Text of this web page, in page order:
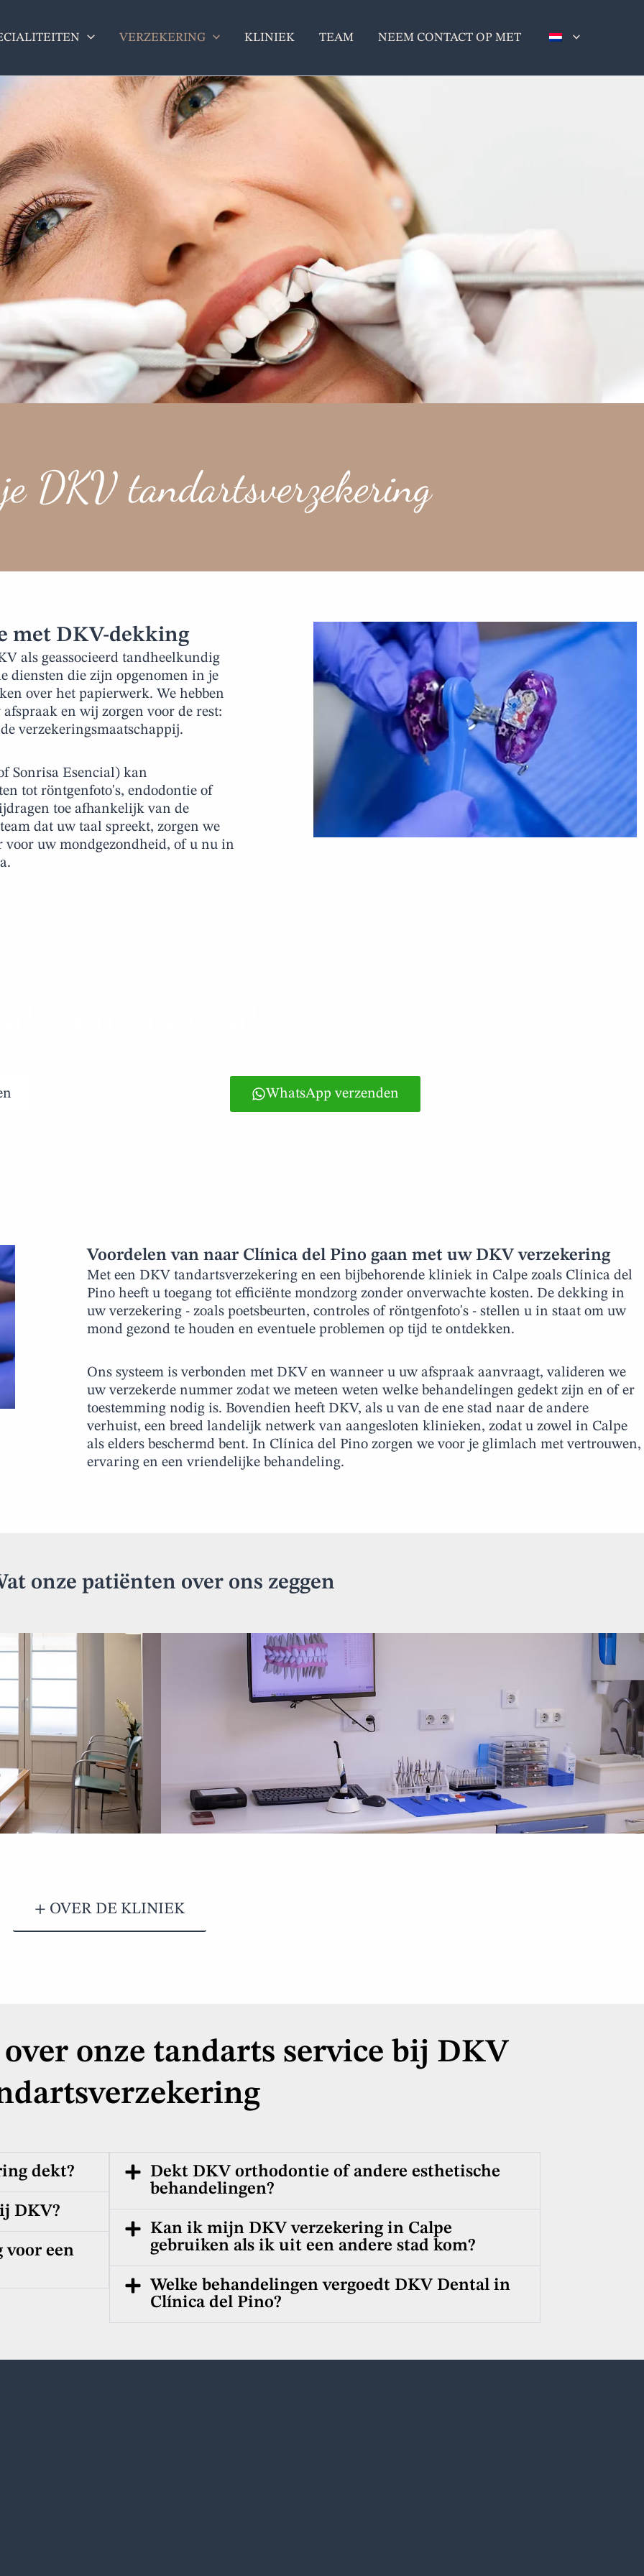
VERZEKERING KLINIEK TEAM NEEM CONTACT OP MET
DKV tandartsverzekering
met DKV-dekking
als geassocieerd tandheelkundig
diensten die zijn opgenomen in je
over het papierwerk. We hebben
en wij zorgen voor de rest:
verzekeringsmaatschappij.
Sonrisa Esencial) kan
tot röntgenfoto's, endodontie of
toe afhankelijk van de
dat uw taal spreekt, zorgen we
voor uw mondgezondheid, of u nu in
WhatsApp verzenden
Voordelen van naar Clínica del Pino gaan met uw DKV verzekering
Met een DKV tandartsverzekering en een bijbehorende kliniek in Calpe zoals Clínica del
Pino heeft u toegang tot efficiënte mondzorg zonder onverwachte kosten. De dekking in
uw verzekering - zoals poetsbeurten, controles of röntgenfoto's - stellen u in staat om uw
mond gezond te houden en eventuele problemen op tijd te ontdekken.
Ons systeem is verbonden met DKV en wanneer u uw afspraak aanvraagt, valideren we
uw verzekerde nummer zodat we meteen weten welke behandelingen gedekt zijn en of er
toestemming nodig is. Bovendien heeft DKV, als u van de ene stad naar de andere
verhuist, een breed landelijk netwerk van aangesloten klinieken, zodat u zowel in Calpe
als elders beschermd bent. In Clínica del Pino zorgen we voor je glimlach met vertrouwen,
ervaring en een vriendelijke behandeling.
onze patiënten over ons zeggen
+ OVER DE KLINIEK
over onze tandarts service bij DKV
dekt?
DKV?
voor een
Dekt DKV orthodontie of andere esthetische
behandelingen?
Kan ik mijn DKV verzekering in Calpe
gebruiken als ik uit een andere stad kom?
Welke behandelingen vergoedt DKV Dental in
Clínica del Pino?